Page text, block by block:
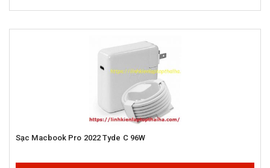
Sạc Macbook Pro 2022 Tyde C 96W